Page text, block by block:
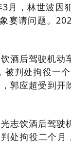
，林世波因
宴请问题。
酒后驾驶机动
判处拘役一
郭应超受到开
志饮酒后驾驶
处拘役二个